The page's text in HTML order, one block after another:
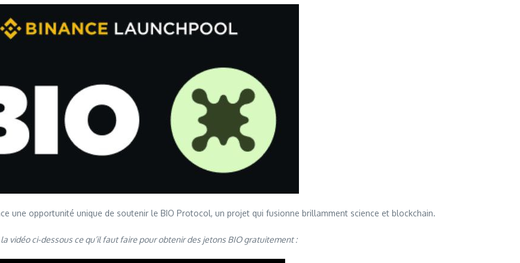
une opportunité unique de soutenir le BIO Protocol, un projet qui fusionne brillamment science et blockchain.
vidéo ci-dessous ce qu’il faut faire pour obtenir des jetons BIO gratuitement :